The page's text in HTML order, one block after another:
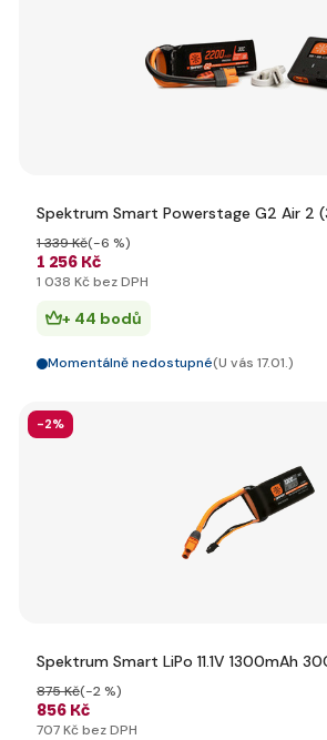
Spektrum Smart Powerstage G2 Air 2
1 256 Kč
1 339 Kč(-6 %)
1 038 Kč bez DPH
+ 44 bodů
Momentálně nedostupné(U vás 17.01.)
-2%
Spektrum Smart LiPo 11.1V 1300mAh
856 Kč
875 Kč(-2 %)
707 Kč bez DPH